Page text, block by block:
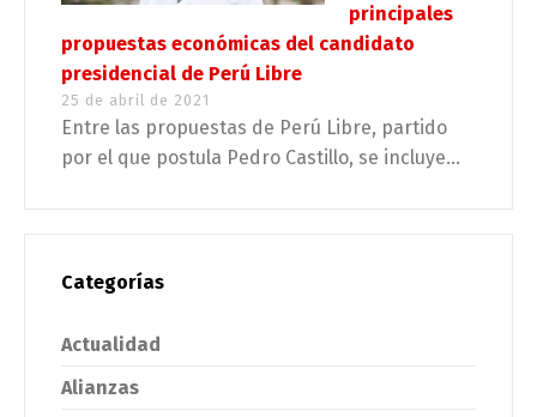
principales
propuestas económicas del candidato
presidencial de Perú Libre
25 de abril de 2021
Entre las propuestas de Perú Libre, partido
por el que postula Pedro Castillo, se incluye...
Categorías
Actualidad
Alianzas